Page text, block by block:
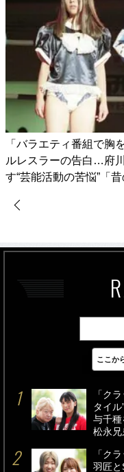
「バラエティ番組で
ルレスラーの告白…府
す“芸能活動の苦悩”「
最新
「ク
タイ
与千種
松永
「ク
羽匠と
ここか